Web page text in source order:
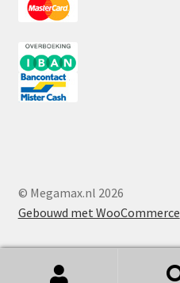
© Megamax.nl 2026
Gebouwd met WooCommerce